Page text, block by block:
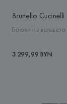
Brunello Cucinelli
Брюки из вельвета
3 299,99 BYN